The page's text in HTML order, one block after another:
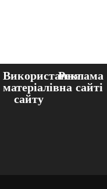
Використання
матеріалів
сайту
Реклама
на сайті